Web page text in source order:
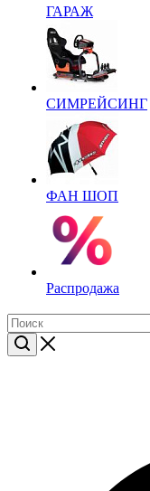
ГАРАЖ
СИМРЕЙСИНГ
ФАН ШОП
Распродажа